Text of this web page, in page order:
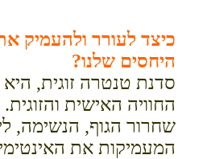
כיצד לעורר ולהעמיק
היחסים שלנו?
סדנת טנטרה זוגית,
החוויה האישית והזוגית.
שחרור הגוף, הנשימה,
המעמיקות את